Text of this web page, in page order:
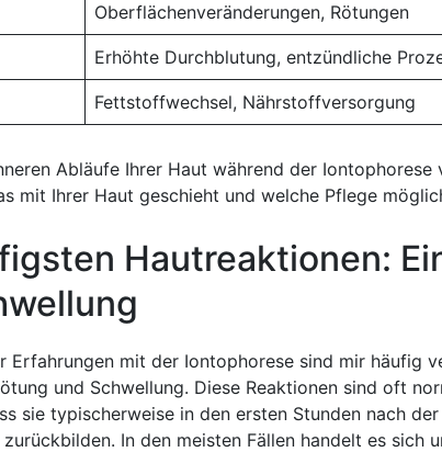
Oberflächenveränderungen, Rötungen
Erhöhte Durchblutung, ​entzündliche⁤
Fettstoffwechsel, ⁣Nährstoffversorgung
Abläufe‌ Ihrer Haut während der Iontophorese⁣
mit Ihrer Haut⁣ geschieht ‍und welche Pflege⁣
‌Hautreaktionen:
Erfahrungen mit der Iontophorese sind mir‌ häufig
und Schwellung. Diese Reaktionen sind oft
⁢sie typischerweise in ⁤den ersten ‍Stunden nach
In den meisten Fällen handelt es sich